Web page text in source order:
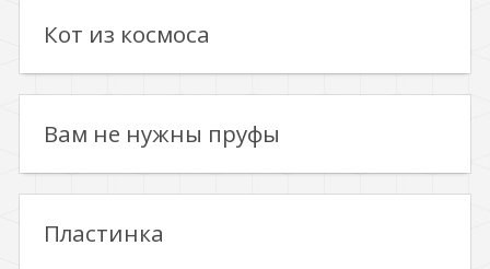
Кот из космоса
Вам не нужны пруфы
Пластинка